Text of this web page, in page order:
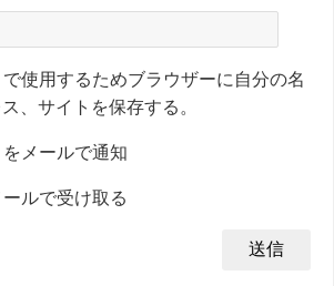
使用するためブラウザーに自分の名
、サイトを保存する。
メールで通知
ルで受け取る